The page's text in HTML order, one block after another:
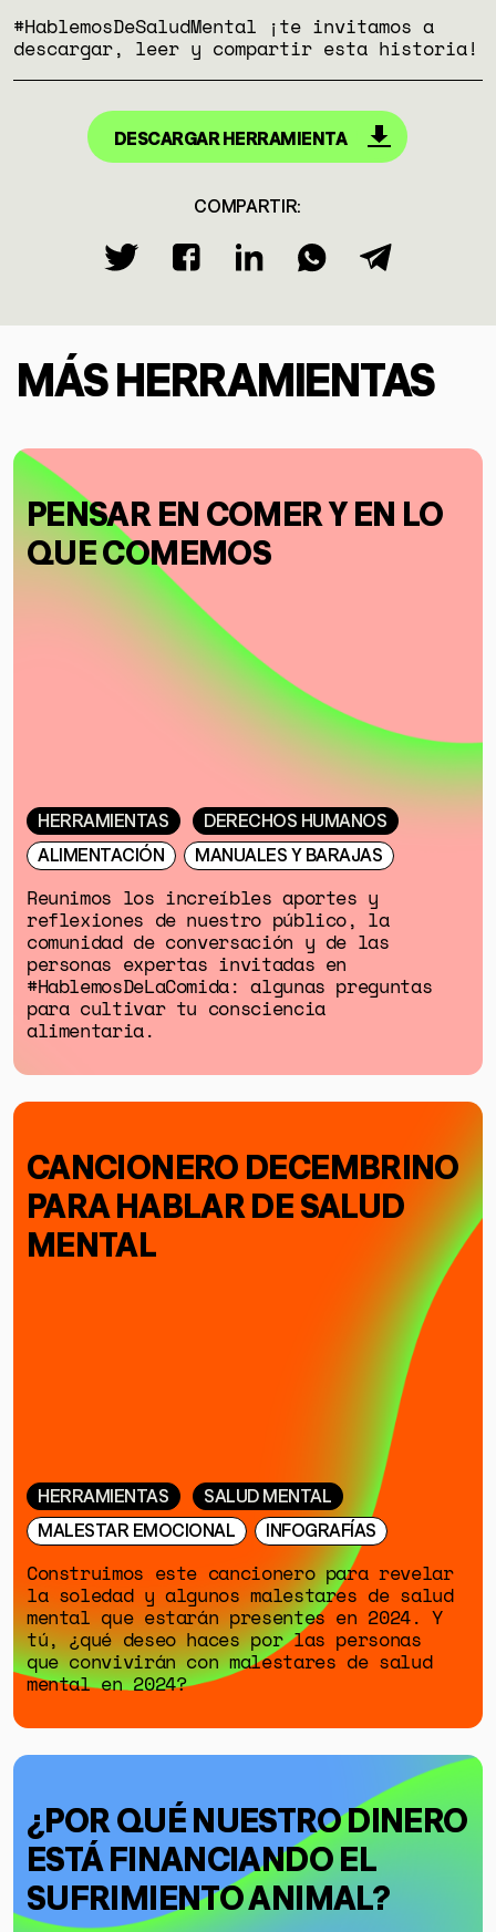
#HablemosDeSaludMental ¡te invitamos a
descargar, leer y compartir esta historia!
DESCARGAR HERRAMIENTA
COMPARTIR:
MÁS HERRAMIENTAS
PENSAR EN COMER Y EN LO
QUE COMEMOS
HERRAMIENTAS
DERECHOS HUMANOS
ALIMENTACIÓN
MANUALES Y BARAJAS
Reunimos los increíbles aportes y
reflexiones de nuestro público, la
comunidad de conversación y de las
personas expertas invitadas en
#HablemosDeLaComida: algunas preguntas
para cultivar tu consciencia
alimentaria.
CANCIONERO DECEMBRINO
PARA HABLAR DE SALUD
MENTAL
HERRAMIENTAS
SALUD MENTAL
MALESTAR EMOCIONAL
INFOGRAFÍAS
Construimos este cancionero para revelar
la soledad y algunos malestares de salud
mental que estarán presentes en 2024. Y
tú, ¿qué deseo haces por las personas
que convivirán con malestares de salud
mental en 2024?
¿POR QUÉ NUESTRO DINERO
ESTÁ FINANCIANDO EL
SUFRIMIENTO ANIMAL?